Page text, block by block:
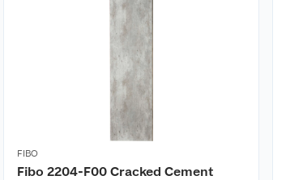
FIBO
Fibo 2204-F00 Cracked Cement